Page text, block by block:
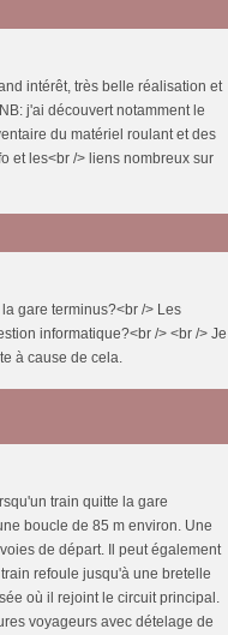
intérêt, très belle réalisation et
j'ai découvert notamment le
du matériel roulant et des
et les<br /> liens nombreux sur
gare terminus?<br /> Les
informatique?<br /> <br /> Je
à cause de cela.
train quitte la gare
boucle de 85 m environ. Une
de départ. Il peut également
refoule jusqu'à une bretelle
où il rejoint le circuit principal.
voyageurs avec dételage de